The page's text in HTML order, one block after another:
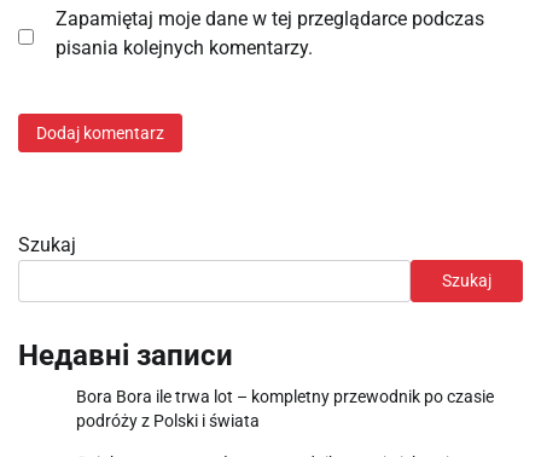
Zapamiętaj moje dane w tej przeglądarce podczas
pisania kolejnych komentarzy.
Szukaj
Szukaj
Недавні записи
Bora Bora ile trwa lot – kompletny przewodnik po czasie
podróży z Polski i świata